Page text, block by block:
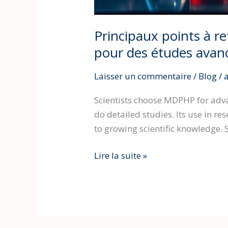
Principaux points à
pour des études
Laisser un commentaire/ Blog/
Scientists choose MDPHP for
do detailed studies. Its use in
to growing scientific knowledge.
Lire la suite »